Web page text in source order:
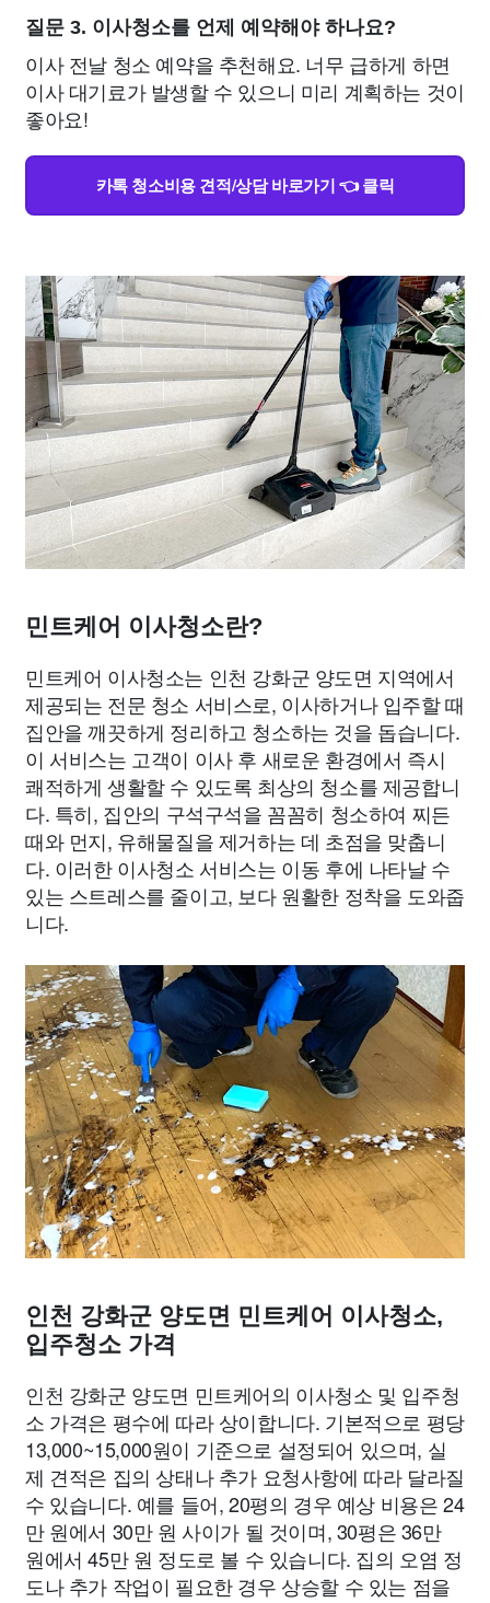
질문 3. 이사청소를 언제 예약해야 하나요?
이사 전날 청소 예약을 추천해요. 너무 급하게 하면
이사 대기료가 발생할 수 있으니 미리 계획하는 것이
좋아요!
카톡 청소비용 견적/상담 바로가기 👈 클릭
민트케어 이사청소란?
민트케어 이사청소는 인천 강화군 양도면 지역에서
제공되는 전문 청소 서비스로, 이사하거나 입주할 때
집안을 깨끗하게 정리하고 청소하는 것을 돕습니다.
이 서비스는 고객이 이사 후 새로운 환경에서 즉시
쾌적하게 생활할 수 있도록 최상의 청소를 제공합니
다. 특히, 집안의 구석구석을 꼼꼼히 청소하여 찌든
때와 먼지, 유해물질을 제거하는 데 초점을 맞춥니
다. 이러한 이사청소 서비스는 이동 후에 나타날 수
있는 스트레스를 줄이고, 보다 원활한 정착을 도와줍
니다.
인천 강화군 양도면 민트케어 이사청소,
입주청소 가격
인천 강화군 양도면 민트케어의 이사청소 및 입주청
소 가격은 평수에 따라 상이합니다. 기본적으로 평당
13,000~15,000원이 기준으로 설정되어 있으며, 실
제 견적은 집의 상태나 추가 요청사항에 따라 달라질
수 있습니다. 예를 들어, 20평의 경우 예상 비용은 24
만 원에서 30만 원 사이가 될 것이며, 30평은 36만
원에서 45만 원 정도로 볼 수 있습니다. 집의 오염 정
도나 추가 작업이 필요한 경우 상승할 수 있는 점을